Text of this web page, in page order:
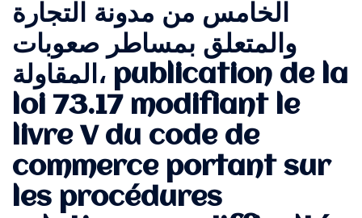
الخامس من مدونة التجارة
والمتعلق بمساطر صعوبات
المقاولة، publication de la
loi 73.17 modifiant le
livre V du code de
commerce portant sur
les procédures